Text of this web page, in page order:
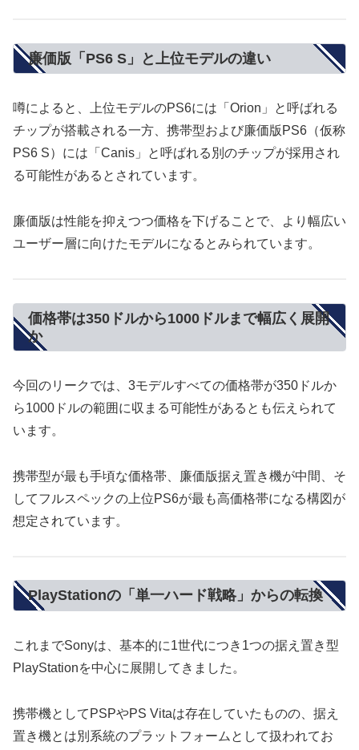
廉価版「PS6 S」と上位モデルの違い
噂によると、上位モデルのPS6には「Orion」と呼ばれる
チップが搭載される一方、携帯型および廉価版PS6（仮称
PS6 S）には「Canis」と呼ばれる別のチップが採用され
る可能性があるとされています。
廉価版は性能を抑えつつ価格を下げることで、より幅広い
ユーザー層に向けたモデルになるとみられています。
価格帯は350ドルから1000ドルまで幅広く展開
か
今回のリークでは、3モデルすべての価格帯が350ドルか
ら1000ドルの範囲に収まる可能性があるとも伝えられて
います。
携帯型が最も手頃な価格帯、廉価版据え置き機が中間、そ
してフルスペックの上位PS6が最も高価格帯になる構図が
想定されています。
PlayStationの「単一ハード戦略」からの転換
これまでSonyは、基本的に1世代につき1つの据え置き型
PlayStationを中心に展開してきました。
携帯機としてPSPやPS Vitaは存在していたものの、据え
置き機とは別系統のプラットフォームとして扱われてお